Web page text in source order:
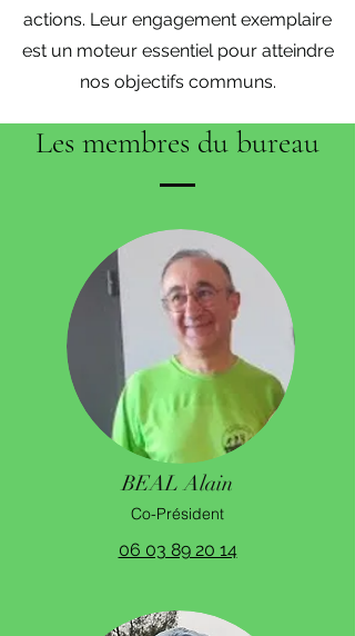
actions. Leur engagement exemplaire
est un moteur essentiel pour atteindre
nos objectifs communs.
Les membres du bureau
BEAL Alain
Co-Président
06 03 89 20 14